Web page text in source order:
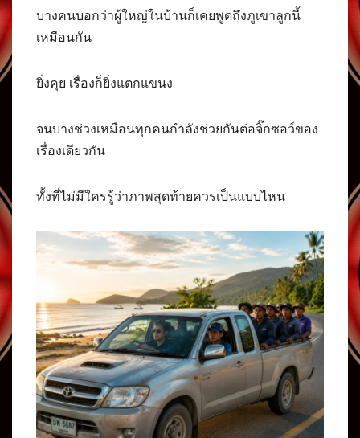
บางคนบอกว่าผู้ใหญ่ในบ้านก็เคยพูดถึงภูเขาลูกนี้
เหมือนกัน
ยิ่งคุย เรื่องก็ยิ่งแตกแขนง
จนบางช่วงเหมือนทุกคนกำลังช่วยกันต่อจิ๊กซอว์ของ
เรื่องเดียวกัน
ทั้งที่ไม่มีใครรู้ว่าภาพสุดท้ายควรเป็นแบบไหน